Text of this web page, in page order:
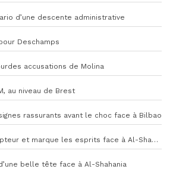
d’une descente administrative
Deschamps
accusations de Molina
au niveau de Brest
rassurants avant le choc face à Bilbao
Abdelli ouvre son compteur et marque les esprits face à Al-Shahania
belle tête face à Al-Shahania